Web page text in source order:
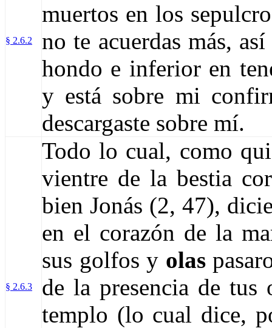
§ 2.6.2
muertos en los
no te acuerdas más,
hondo e inferior en
y está sobre mi
descargaste sobre mí.
§ 2.6.3
Todo lo cual, como
vientre de la bestia
bien Jonás (2, 4­7),
en el corazón de la
sus golfos y olas
de la presencia de
templo (lo cual dice,